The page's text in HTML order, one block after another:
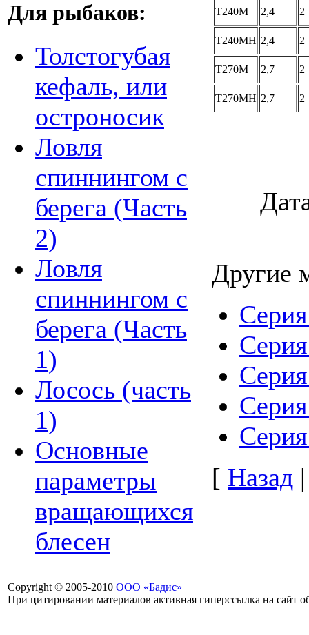
Для рыбаков:
Толстогубая
кефаль, или
остроносик
Ловля
спиннингом с
берега (Часть
2)
Ловля
спиннингом с
берега (Часть
1)
Лосось (часть
1)
Основные
параметры
вращающихся
блесен
T240M 2,4 2
T240MH 2,4 2
T270M 2,7 2
T270MH 2,7 2
Другие
[ Назад
Copyright © 2005-2010 ООО «Бадис»
При цитировании материалов активная гиперссылка на сайт